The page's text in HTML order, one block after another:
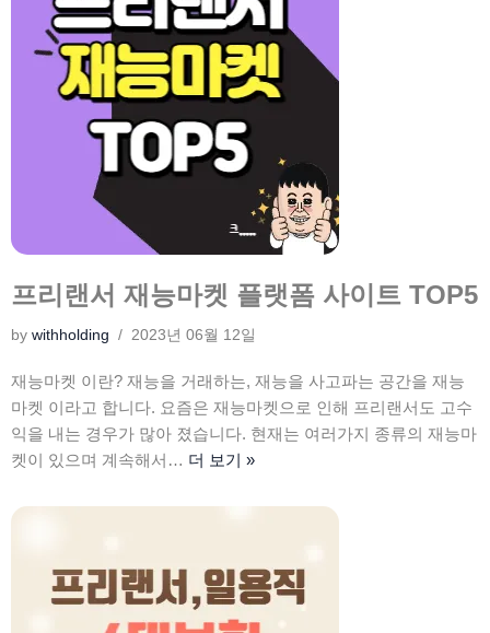
프리랜서 재능마켓 플랫폼 사이트 TOP5
by withholding 2023년 06월 12일
재능마켓 이란? 재능을 거래하는, 재능을 사고파는 공간을 재능
마켓 이라고 합니다. 요즘은 재능마켓으로 인해 프리랜서도 고수
익을 내는 경우가 많아 졌습니다. 현재는 여러가지 종류의 재능마
켓이 있으며 계속해서… 더 보기 »